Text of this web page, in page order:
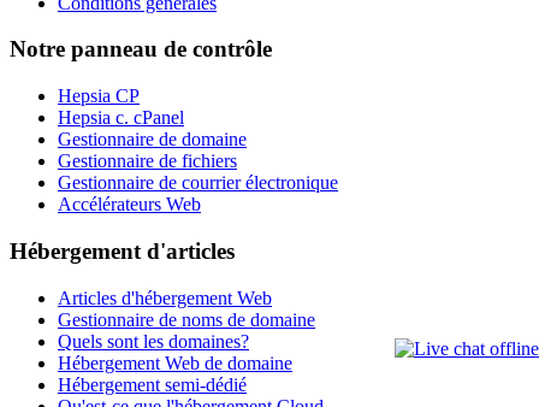
Notre panneau de contrôle
Hepsia CP
Hepsia c. cPanel
Gestionnaire de domaine
Gestionnaire de fichiers
Gestionnaire de courrier électronique
Accélérateurs Web
Hébergement d'articles
Articles d'hébergement Web
Gestionnaire de noms de domaine
Quels sont les domaines?
Hébergement Web de domaine
Hébergement semi-dédié